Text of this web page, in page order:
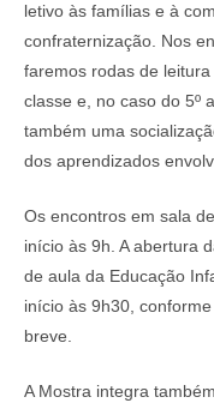
letivo às famílias e à
confraternização. Nos
faremos rodas de
classe e, no caso do 5º
também uma
dos aprendizados
Os encontros em sala
início às 9h. A abertura
de aula da Educação
início às 9h30,
breve.
A Mostra integra